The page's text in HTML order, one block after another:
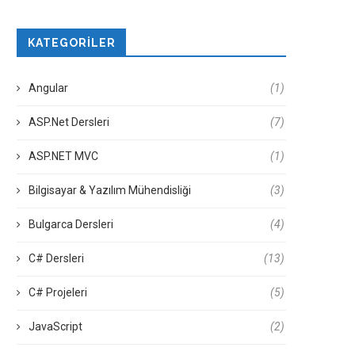
KATEGORILER
Angular (1)
ASP.Net Dersleri (7)
ASP.NET MVC (1)
Bilgisayar & Yazılım Mühendisliği (3)
Bulgarca Dersleri (4)
C# Dersleri (13)
C# Projeleri (5)
JavaScript (2)